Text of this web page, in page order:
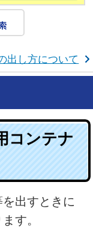
出し方について
コンテナ
出すときに
す。